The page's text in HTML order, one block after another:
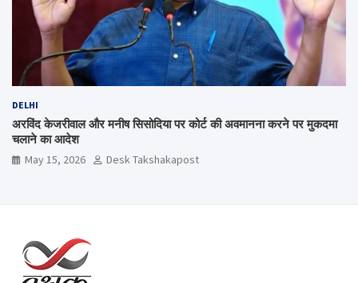
DELHI
अरविंद केजरीवाल और मनीष सिसोदिया पर कोर्ट की अवमानना करने पर मुकदमा
चलाने का आदेश
May 15, 2026 Desk Takshakapost